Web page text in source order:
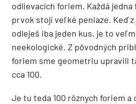
odlievacích foriem. Každá jedna
prvok stojí veľké peniaze. Keď
odleješ iba jeden kus, je to
neekologické. Z pôvodných
foriem sme geometriu upravili
cca 100.
Je tu teda 100 rôznych foriem a